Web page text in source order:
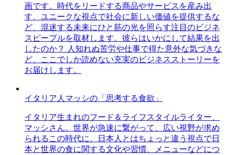
画です。時代をリードする商品やサービスを産み出
す、ユニークな視点で社会に新しい価値を提供するな
ど、混迷する未来にひと筋の光を照らす注目のビジネ
スピープルを取材します。彼らはいかにして結果を出
したのか？ 人知れぬ苦労や仕事で得た意外な気づきな
ど、ここでしか読めない充実のビジネスストーリーを
お届けします。
イタリア人マッシの「思考する食欲」
イタリア生まれのフード＆ライフスタイルライター、
マッシさん。世界が急速に繋がって、広い視野が求め
られるこの時代に、日本人とはちょっと違う視点で日
本と世界の食に関する文化や習慣、メニューなどにつ